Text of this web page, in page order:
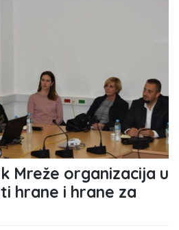
Mreže organizacija u
hrane i hrane za